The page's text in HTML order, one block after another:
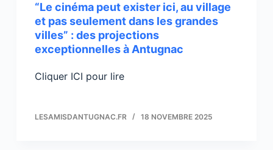
“Le cinéma peut exister ici, au village
et pas seulement dans les grandes
villes” : des projections
exceptionnelles à Antugnac
Cliquer ICI pour lire
LESAMISDANTUGNAC.FR 18 NOVEMBRE 2025